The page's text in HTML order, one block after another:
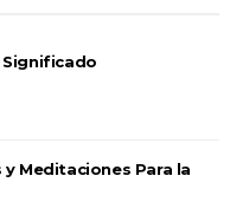
Significado
Meditaciones Para la